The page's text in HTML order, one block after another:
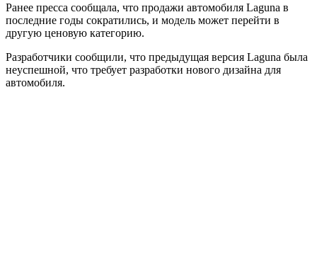
Ранее пресса сообщала, что продажи автомобиля Laguna в
последние годы сократились, и модель может перейти в
другую ценовую категорию.
Разработчики сообщили, что предыдущая версия Laguna была
неуспешной, что требует разработки нового дизайна для
автомобиля.